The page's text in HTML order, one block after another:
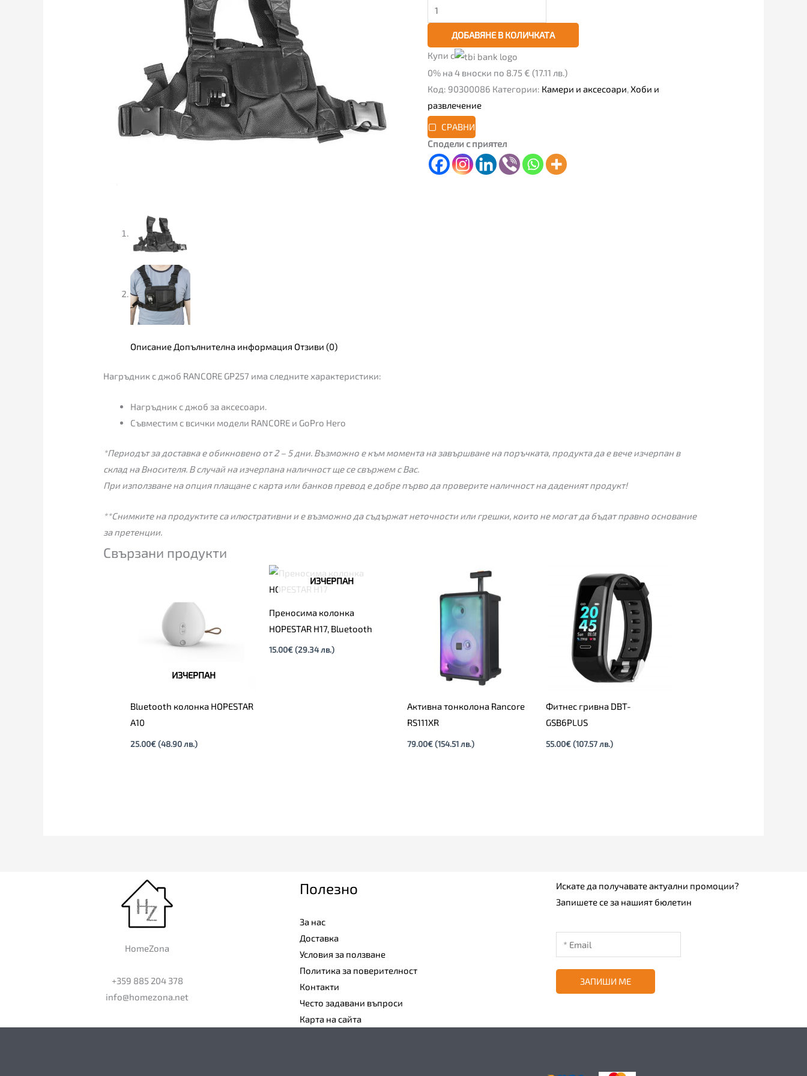
ДОБАВЯНЕ В КОЛИЧКАТА
Купи с
0% на 4 вноски по 8.75 € (17.11 лв.)
Код: 90300086 Категории: Камери и аксесоари,Хоби и
развлечение
СРАВНИ
Сподели с приятел
Описание Допълнителна информация Отзиви (0)
Нагръдник с джоб RANCORE GP257 има следните характеристики:
Нагръдник с джоб за аксесоари.
Съвместим с всички модели RANCORE и GoPro Hero
*Периодът за доставка е обикновено от 2 – 5 дни. Възможно е към момента на завършване на поръчката, продукта да е вече изчерпан в
склад на Вносителя. В случай на изчерпана наличност ще се свържем с Вас.
При използване на опция плащане с карта или банков превод е добре първо да проверите наличност на даденият продукт!
**Снимките на продуктите са илюстративни и е възможно да съдържат неточности или грешки, които не могат да бъдат правно основание
за претенции.
Свързани продукти
ИЗЧЕРПАН
Bluetooth колонка HOPESTAR
A10
25.00€(48.90 лв.)
ИЗЧЕРПАН
Преносима колонка
HOPESTAR H17, Bluetooth
15.00€ (29.34 лв.)
Активна тонколона Rancore
RS111XR
79.00€(154.51 лв.)
Фитнес гривна DBT-
GSB6PLUS
55.00€ (107.57 лв.)
HomeZona
+359 885 204 378
info@homezona.net
Полезно
За нас
Доставка
Условия за ползване
Политика за поверителност
Контакти
Често задавани въпроси
Карта на сайта
Искате да получавате актуални промоции?
Запишете се за нашият бюлетин
ЗАПИШИ МЕ